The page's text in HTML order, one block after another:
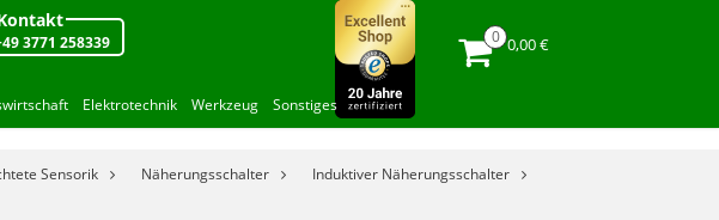
3771 258339 0,00 €
Elektrotechnik Werkzeug Sonstiges
Sensorik Näherungsschalter
Induktiver Näherungsschalter